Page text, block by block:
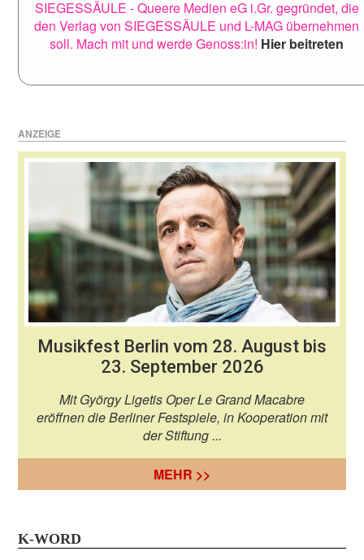
SIEGESSÄULE - Queere Medien eG i.Gr. gegründet, die
den Verlag von SIEGESSÄULE und L-MAG übernehmen
soll. Mach mit und werde Genoss:in! Hier beitreten
ANZEIGE
Musikfest Berlin vom 28. August bis
23. September 2026
Mit György Ligetis Oper Le Grand Macabre
eröffnen die Berliner Festspiele, in Kooperation mit
der Stiftung ...
MEHR >>
K-WORD